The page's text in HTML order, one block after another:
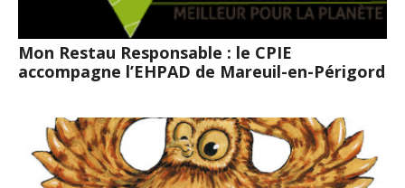
Mon Restau Responsable : le CPIE
accompagne l’EHPAD de Mareuil-en-Périgord